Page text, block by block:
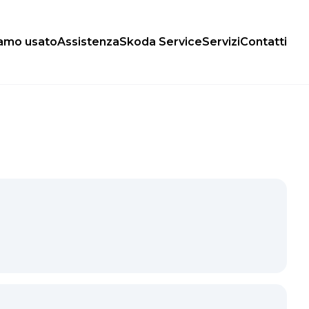
usatoAssistenzaSkoda ServiceServiziContatti